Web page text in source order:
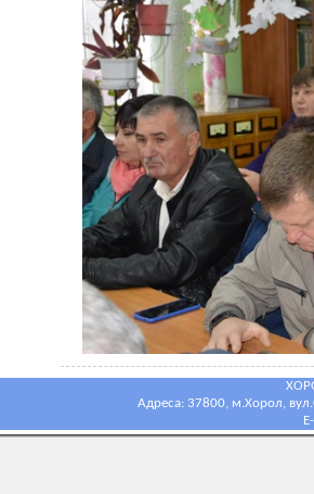
Адреса: 37800, м.Хорол,